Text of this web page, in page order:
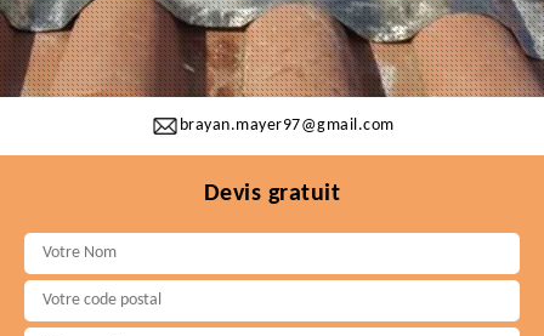
brayan.mayer97@gmail.com
Devis gratuit